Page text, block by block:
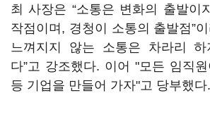
최 사장은 “소통은 변화의 출발이
작점이며, 경청이 소통의 출발점”이
느껴지지 않는 소통은 차라리
다”고 강조했다. 이어 "모든 임직
등 기업을 만들어 가자"고 당부했다.